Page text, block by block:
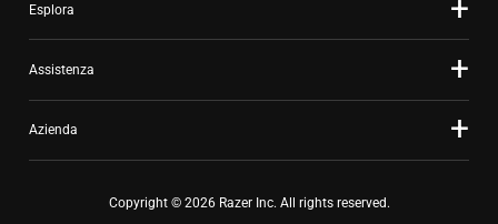
Esplora
Assistenza
Azienda
Copyright © 2026 Razer Inc. All rights reserved.